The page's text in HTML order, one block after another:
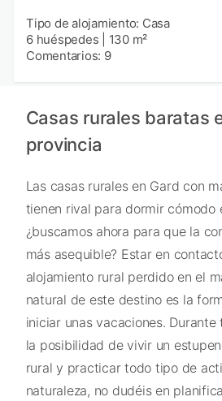
Tipo de alojamiento: Casa
6 huéspedes
130 m²
Comentarios: 9
Casas rurales baratas
provincia
Las casas rurales en Gard con
tienen rival para dormir cómodo
¿buscamos ahora para que la
más asequible? Estar en
alojamiento rural perdido en el
natural de este destino es la
iniciar unas vacaciones.
la posibilidad de vivir un
rural y practicar todo tipo de
naturaleza, no dudéis en